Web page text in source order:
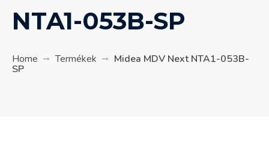
NTA1-053B-SP
Home Termékek Midea MDV Next NTA1-053B-
SP